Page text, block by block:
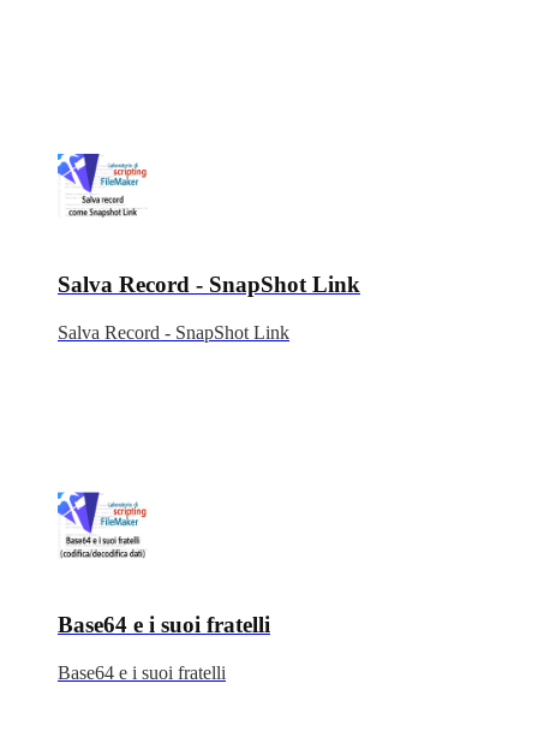
Salva Record - SnapShot Link
Salva Record - SnapShot Link
Base64 e i suoi fratelli
Base64 e i suoi fratelli